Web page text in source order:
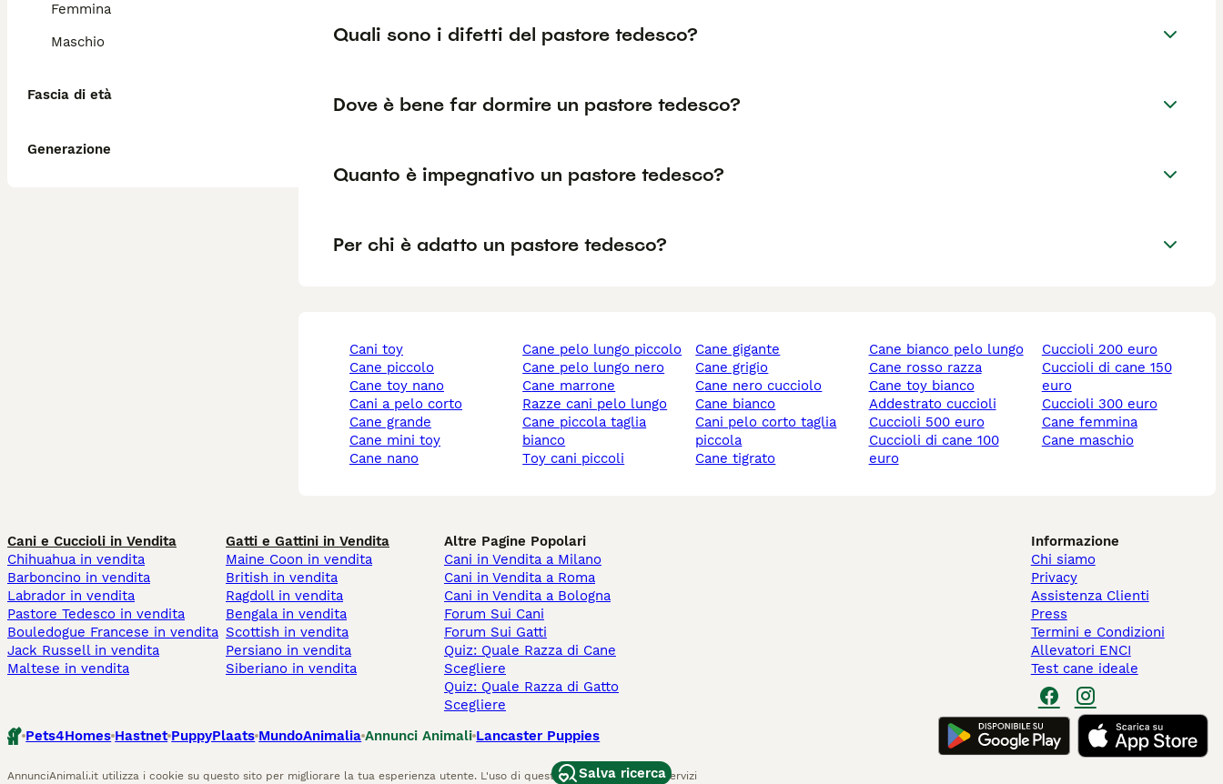
Femmina
Maschio
Fascia di età
Generazione
Quali sono i difetti del pastore tedesco?
Dove è bene far dormire un pastore tedesco?
Quanto è impegnativo un pastore tedesco?
Per chi è adatto un pastore tedesco?
cani toy
cane piccolo
cane toy nano
cani a pelo corto
cane grande
cane mini toy
cane nano
cane pelo lungo piccolo
cane pelo lungo nero
cane marrone
razze cani pelo lungo
cane piccola taglia
bianco
toy cani piccoli
cane gigante
cane grigio
cane nero cucciolo
cane bianco
cani pelo corto taglia
piccola
cane tigrato
cane bianco pelo lungo
cane rosso razza
cane toy bianco
addestrato cuccioli
cuccioli 500 euro
cuccioli di cane 100
euro
cuccioli 200 euro
cuccioli di cane 150
euro
cuccioli 300 euro
cane femmina
cane maschio
Salva ricerca
Cani e Cuccioli in Vendita
Chihuahua in vendita
Barboncino in vendita
Labrador in vendita
Pastore Tedesco in vendita
Bouledogue Francese in vendita
Jack Russell in vendita
Maltese in vendita
Gatti e Gattini in Vendita
Maine Coon in vendita
British in vendita
Ragdoll in vendita
Bengala in vendita
Scottish in vendita
Persiano in vendita
Siberiano in vendita
Altre Pagine Popolari
Cani in Vendita a Milano
Cani in Vendita a Roma
Cani in Vendita a Bologna
Forum Sui Cani
Forum Sui Gatti
Quiz: Quale Razza di Cane
Scegliere
Quiz: Quale Razza di Gatto
Scegliere
Informazione
Chi siamo
Privacy
Assistenza Clienti
Press
Termini e Condizioni
Allevatori ENCI
Test cane ideale
Pets4Homes Hastnet PuppyPlaats MundoAnimalia Annunci Animali Lancaster Puppies
AnnunciAnimali.it utilizza i cookie su questo sito per migliorare la tua esperienza utente. L'uso di questo sito Web e di altri servizi